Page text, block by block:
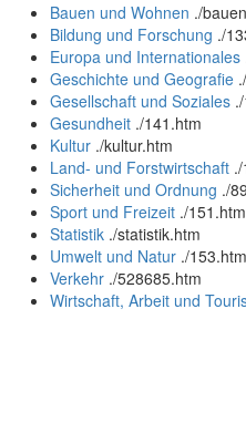
Bauen und Wohnen ./
Bildung und Forschung ./
Europa und Internationales
Geschichte und Geografie .
Gesellschaft und Soziales .
Gesundheit ./141.htm
Kultur ./kultur.htm
Land- und Forstwirtschaft ./
Sicherheit und Ordnung ./
Sport und Freizeit ./151.htm
Statistik ./statistik.htm
Umwelt und Natur ./153.htm
Verkehr ./528685.htm
Wirtschaft, Arbeit und